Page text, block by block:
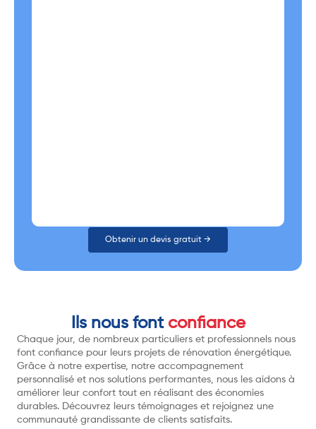
Obtenir un devis gratuit →
Ils nous font confiance
Chaque jour, de nombreux particuliers et professionnels nous
font confiance pour leurs projets de rénovation énergétique.
Grâce à notre expertise, notre accompagnement
personnalisé et nos solutions performantes, nous les aidons à
améliorer leur confort tout en réalisant des économies
durables. Découvrez leurs témoignages et rejoignez une
communauté grandissante de clients satisfaits.